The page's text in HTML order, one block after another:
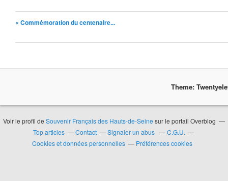
« Commémoration du centenaire...
Theme:
Voir le profil de Souvenir Français des Hauts-de-Seine sur le portail Overblog
Top articles
Contact Signaler un abus
C.G.U.
Cookies et données personnelles
Préférences cookies